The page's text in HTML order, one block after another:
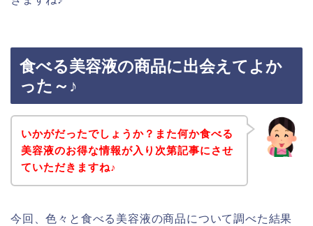
食べる美容液の商品に出会えてよか
った～♪
いかがだったでしょうか？また何か食べる
美容液のお得な情報が入り次第記事にさせ
ていただきますね♪
今回、色々と食べる美容液の商品について調べた結果